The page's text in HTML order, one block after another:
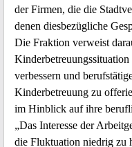
der Firmen, die die
denen diesbezügliche
Die Fraktion verweist
verbessern und
Kinderbetreuung zu
im Hinblick auf ihre
„Das Interesse der
die Fluktuation niedrig zu